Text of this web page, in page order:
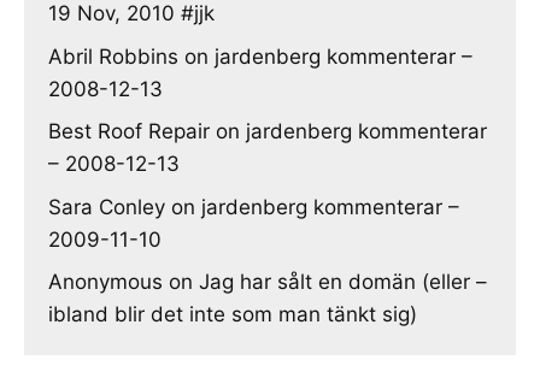
19 Nov, 2010 #jjk
Abril Robbins on jardenberg kommenterar –
2008-12-13
Best Roof Repair on jardenberg kommenterar
– 2008-12-13
Sara Conley on jardenberg kommenterar –
2009-11-10
Anonymous on Jag har sålt en domän (eller –
ibland blir det inte som man tänkt sig)